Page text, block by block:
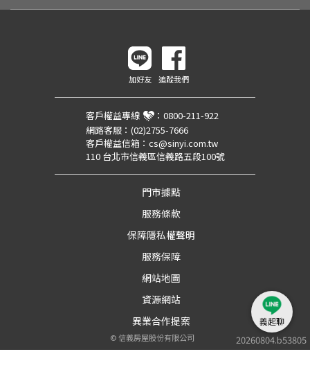
20260804.b53805
加好友 追蹤我們
客戶權益專線 ： 0800-211-922
網路客服： (02)2755-7666
客戶權益信箱： cs@sinyi.com.tw
110 台北市信義區信義路五段100號
門市據點
服務條款
保障隱私權聲明
服務保障
網站地圖
資源網站
異業合作提案
©信義房屋股份有限公司
義起聊